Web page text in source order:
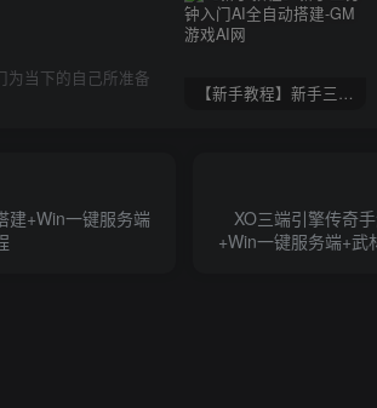
为当下的自己所准备
【新手教程】新手三分钟入门AI全自动搭建
建+Win一键服务端
XO三端引擎传奇
+Win一键服务端+武